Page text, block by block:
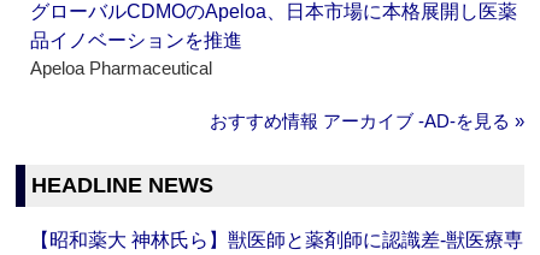
グローバルCDMOのApeloa、日本市場に本格展開し医薬
品イノベーションを推進
Apeloa Pharmaceutical
おすすめ情報 アーカイブ ‐AD‐を見る »
HEADLINE NEWS
【昭和薬大 神林氏ら】獣医師と薬剤師に認識差‐獣医療専